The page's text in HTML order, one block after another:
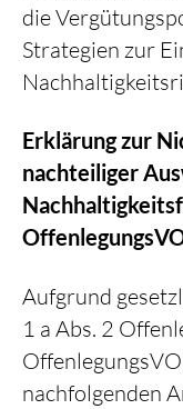
die
Strategien zur
Erklärung zur
nachteiliger
Aufgrund
1 a Abs. 2
nachfolgenden